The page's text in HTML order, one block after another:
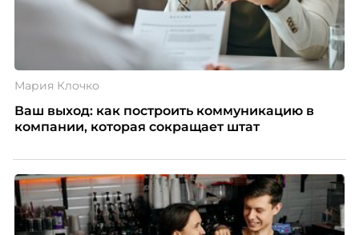
Мария Клочко
Ваш выход: как построить коммуникацию в
компании, которая сокращает штат